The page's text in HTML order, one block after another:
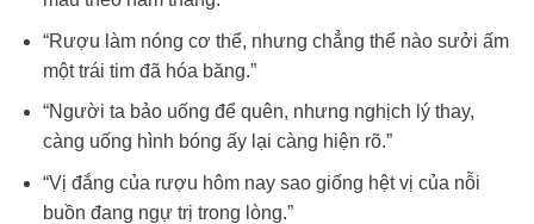
“Rượu làm nóng cơ thể, nhưng chẳng thể nào sưởi ấm
một trái tim đã hóa băng.”
“Người ta bảo uống để quên, nhưng nghịch lý thay,
càng uống hình bóng ấy lại càng hiện rõ.”
“Vị đắng của rượu hôm nay sao giống hệt vị của nỗi
buồn đang ngự trị trong lòng.”